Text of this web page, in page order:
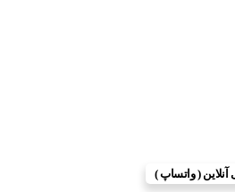
واتساپ )